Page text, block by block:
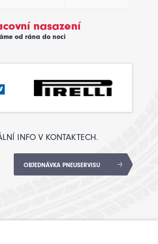
nasazení
od rána do noci
INFO V KONTAKTECH.
OBJEDNÁVKA PNEUSERVISU